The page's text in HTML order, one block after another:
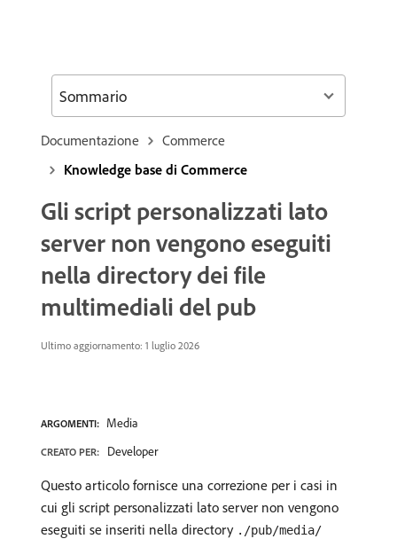
Documentazione
Commerce
Knowledge base di Commerce
Gli script personalizzati lato
server non vengono eseguiti
nella directory dei file
multimediali del pub
Ultimo aggiornamento: 1 luglio 2026
ARGOMENTI: Media
CREATO PER: Developer
Questo articolo fornisce una correzione per i casi in
cui gli script personalizzati lato server non vengono
eseguiti se inseriti nella directory ./pub/media/
Sommario